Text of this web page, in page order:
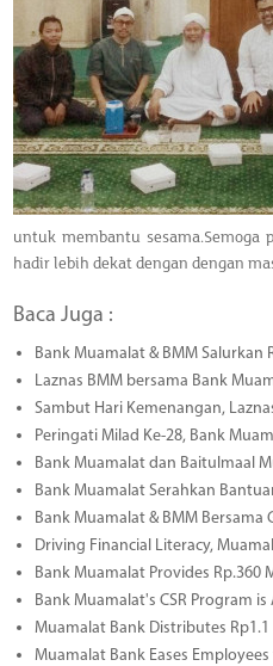
untuk membantu sesama.Semoga
hadir lebih dekat dengan dengan
Baca Juga :
Bank Muamalat & BMM
Laznas BMM bersama Bank
Sambut Hari Kemenangan,
Peringati Milad Ke-28, Bank
Bank Muamalat dan Baitulmaal
Bank Muamalat Serahkan
Bank Muamalat & BMM Bersama
Driving Financial Literacy,
Bank Muamalat Provides Rp.360
Bank Muamalat's CSR Program
Muamalat Bank Distributes
Muamalat Bank Eases